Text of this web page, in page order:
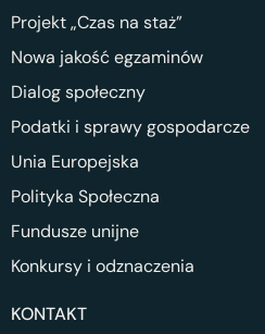
Projekt „Czas na staż”
Nowa jakość egzaminów
Dialog społeczny
Podatki i sprawy gospodarcze
Unia Europejska
Polityka Społeczna
Fundusze unijne
Konkursy i odznaczenia
KONTAKT